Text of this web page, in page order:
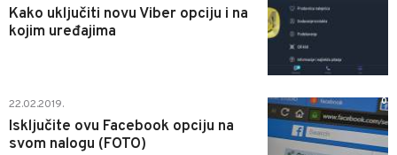
Kako uključiti novu Viber opciju i na
kojim uređajima
22.02.2019.
Isključite ovu Facebook opciju na
svom nalogu (FOTO)
0